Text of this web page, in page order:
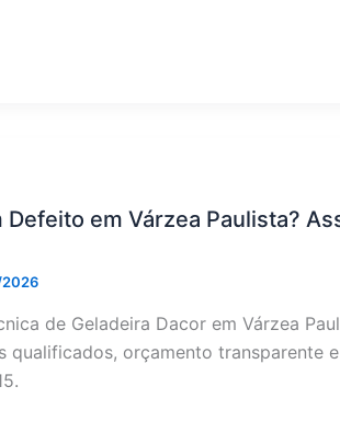
Defeito em Várzea Paulista?
de Geladeira Dacor em Várzea
orçamento transparente e